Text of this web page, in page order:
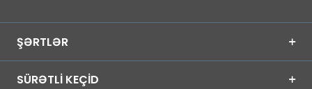
ŞƏRTLƏR
SÜRƏTLİ KEÇİD